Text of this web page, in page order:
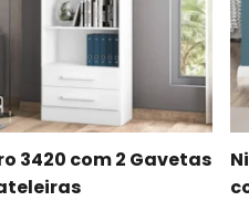
3420 com 2 Gavetas